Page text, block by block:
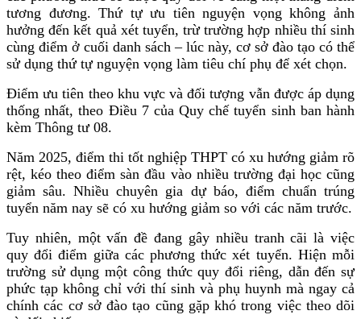
tương đương. Thứ tự ưu tiên nguyện vọng không ảnh
hưởng đến kết quả xét tuyển, trừ trường hợp nhiều thí sinh
cùng điểm ở cuối danh sách – lúc này, cơ sở đào tạo có thể
sử dụng thứ tự nguyện vọng làm tiêu chí phụ để xét chọn.
Điểm ưu tiên theo khu vực và đối tượng vẫn được áp dụng
thống nhất, theo Điều 7 của Quy chế tuyển sinh ban hành
kèm Thông tư 08.
Năm 2025, điểm thi tốt nghiệp THPT có xu hướng giảm rõ
rệt, kéo theo điểm sàn đầu vào nhiều trường đại học cũng
giảm sâu. Nhiều chuyên gia dự báo, điểm chuẩn trúng
tuyển năm nay sẽ có xu hướng giảm so với các năm trước.
Tuy nhiên, một vấn đề đang gây nhiều tranh cãi là việc
quy đổi điểm giữa các phương thức xét tuyển. Hiện mỗi
trường sử dụng một công thức quy đổi riêng, dẫn đến sự
phức tạp không chỉ với thí sinh và phụ huynh mà ngay cả
chính các cơ sở đào tạo cũng gặp khó trong việc theo dõi